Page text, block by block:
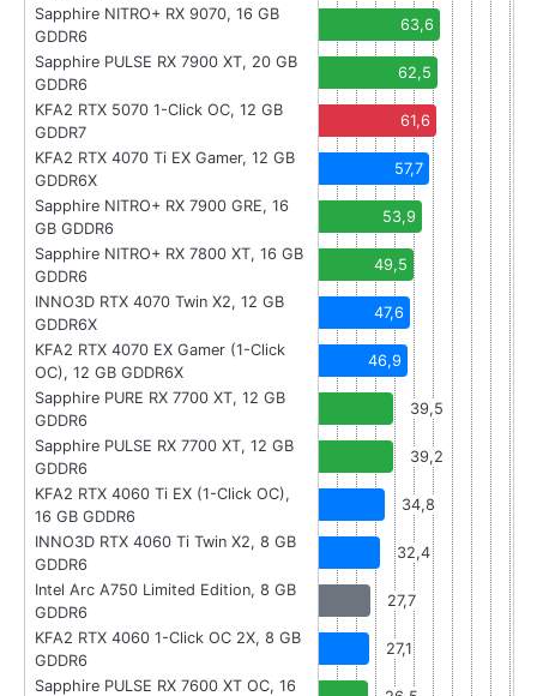
Sapphire NITRO+ RX 9070, 16 GB
GDDR6
63,6
Sapphire PULSE RX 7900 XT, 20 GB
GDDR6
62,5
KFA2 RTX 5070 1-Click OC, 12 GB
GDDR7
61,6
KFA2 RTX 4070 Ti EX Gamer, 12 GB
GDDR6X
57,7
Sapphire NITRO+ RX 7900 GRE, 16
GB GDDR6
53,9
Sapphire NITRO+ RX 7800 XT, 16 GB
GDDR6
49,5
INNO3D RTX 4070 Twin X2, 12 GB
GDDR6X
47,6
KFA2 RTX 4070 EX Gamer (1-Click
OC), 12 GB GDDR6X
46,9
Sapphire PURE RX 7700 XT, 12 GB
GDDR6
39,5
Sapphire PULSE RX 7700 XT, 12 GB
GDDR6
39,2
KFA2 RTX 4060 Ti EX (1-Click OC),
16 GB GDDR6
34,8
INNO3D RTX 4060 Ti Twin X2, 8 GB
GDDR6
32,4
Intel Arc A750 Limited Edition, 8 GB
GDDR6
27,7
KFA2 RTX 4060 1-Click OC 2X, 8 GB
GDDR6
27,1
Sapphire PULSE RX 7600 XT OC, 16